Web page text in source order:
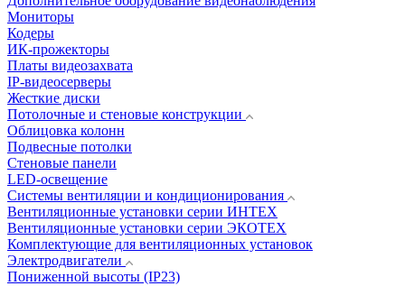
Мониторы
Кодеры
ИК-прожекторы
Платы видеозахвата
IP-видеосерверы
Жесткие диски
Потолочные и стеновые конструкции
Облицовка колонн
Подвесные потолки
Стеновые панели
LED-освещение
Системы вентиляции и кондиционирования
Вентиляционные установки серии ИНТЕХ
Вентиляционные установки серии ЭКОТЕХ
Комплектующие для вентиляционных установок
Электродвигатели
Пониженной высоты (IP23)